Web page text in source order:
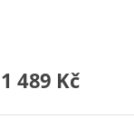
1 489 Kč